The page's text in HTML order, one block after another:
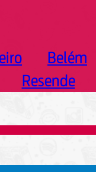
Belém
Resende